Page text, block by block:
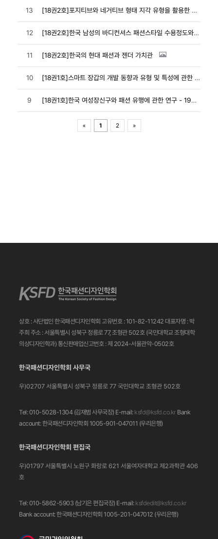
13 [18권2호]포지티브와 네거티브 형태 지각 유형을 활용한 패션 일러스트레이션 개발
12 [18권2호]한국 남성의 바디컨셔스 패션스타일 수용정도와 발현의 특수성 - 20~30대 몸 관리행동 참...
11 [18권2호]한국의 현대 패션과 젠더 가치관
10 [18권1호]스마트 장갑의 개발 동향과 유형 및 특성에 관한 연구
9 [18권1호]한국 여성장신구와 패션 유행에 관한 연구 - 1990년대를 중심으로 -
« 1 2 »
상호 : 사단법인 한국패션디자인학회 고유번호 : 101-82-11242 대표자명 : 박
주희 주소 : 서울특별시 성북구 정릉로 77, 조형관 502호 (국민대학교 조형대학
의상디자인학과) 통신판매업신고번호 : 제 2024-서울관악-0502호
한국패션디자인학회 사무국
우)02707 서울특별시 성북구 정릉로 77 국민대학교 조형관 502호
Tel: 010-5028-1304 (김재범 사무국장) E-mail: ksfd@ksfd.co.kr Bank
account: 한국패션디자인학회 1005-901-047011 (우리은행)
한국패션디자인학회 편집국
우)01797 서울특별시 노원구 화랑로 621 서울여자대학교 제2과학관 406
호
Tel: 010-5862-5903 (남기은 편집국장) E-mail: ksfdedit@ksfd.co.kr
Bank account: 한국패션디자인학회 1005-201-047012 (우리은행)